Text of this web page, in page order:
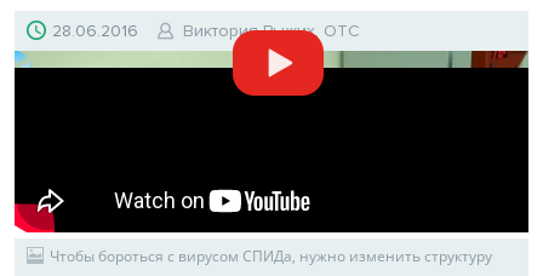
28.06.2016 Виктория Рыжих, ОТС
Чтобы бороться с вирусом СПИДа, нужно изменить структуру